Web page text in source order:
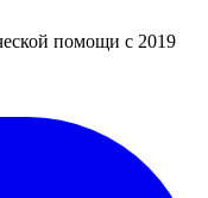
помощи с 2019